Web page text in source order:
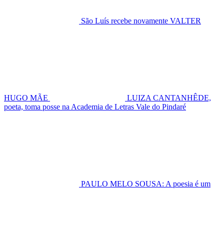
São Luís recebe novamente VALTER
HUGO MÃE
LUIZA CANTANHÊDE,
poeta, toma posse na Academia de Letras Vale do Pindaré
PAULO MELO SOUSA: A poesia é um